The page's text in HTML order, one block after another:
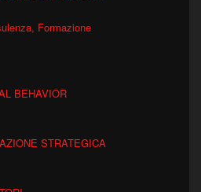
Formazione
BEHAVIOR
STRATEGICA